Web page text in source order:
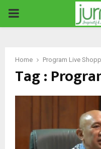
PRIMARY
Home Program Live
Tag :